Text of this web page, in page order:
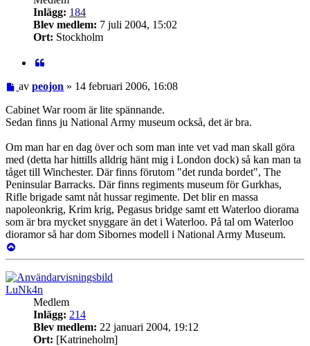
Inlägg: 184
Blev medlem: 7 juli 2004, 15:02
Ort: Stockholm
Inlägg
avpeojon » 14 februari 2006, 16:08
Cabinet War room är lite spännande.
Sedan finns ju National Army museum också, det är bra.
Om man har en dag över och som man inte vet vad man skall göra
med (detta har hittills alldrig hänt mig i London dock) så kan man ta
tåget till Winchester. Där finns förutom "det runda bordet", The
Peninsular Barracks. Där finns regiments museum för Gurkhas,
Rifle brigade samt nåt hussar regimente. Det blir en massa
napoleonkrig, Krim krig, Pegasus bridge samt ett Waterloo diorama
som är bra mycket snyggare än det i Waterloo. På tal om Waterloo
dioramor så har dom Sibornes modell i National Army Museum.
LuNk4n
Medlem
Inlägg: 214
Blev medlem: 22 januari 2004, 19:12
Ort: [Katrineholm]